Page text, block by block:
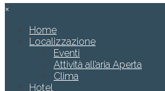
×
Home
Localizzazione
Eventi
Attività all’aria Aperta
Clima
Hotel